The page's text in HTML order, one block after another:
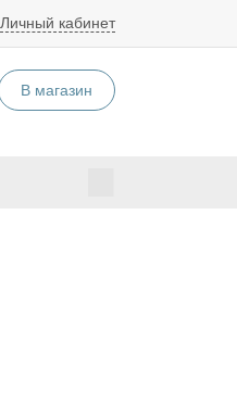
Личный кабинет
В магазин